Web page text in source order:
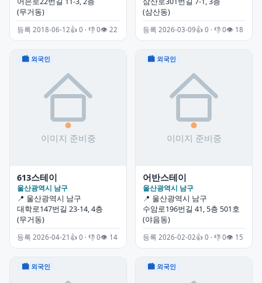
(무거동)
등록 2018-06-12👍 0 · 👎 0👁 22
(삼산동)
등록 2026-03-09👍 0 · 👎 0👁 18
🏙 외국인
613스테이
울산광역시 남구
📍 울산광역시 남구
대학로147번길 23-14, 4층
(무거동)
등록 2026-04-21 👍 0 · 👎 0👁 14
🏙 외국인
어반스테이
울산광역시 남구
📍 울산광역시 남구
수암로196번길 41, 5층 501호
(야음동)
등록 2026-02-02👍 0 · 👎 0👁 15
🏙 외국인 🏙 외국인